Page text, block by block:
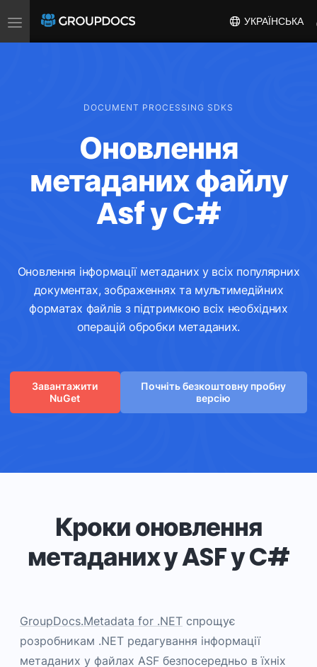
Toggle
navigation
УКРАЇНСЬКА
DOCUMENT PROCESSING SDKS
Оновлення
метаданих файлу
Asf у C#
Оновлення інформації метаданих у всіх популярних
документах, зображеннях та мультимедійних
форматах файлів з підтримкою всіх необхідних
операцій обробки метаданих.
Завантажити
NuGet
Почніть безкоштовну пробну
версію
Кроки оновлення
метаданих у ASF у C#
GroupDocs.Metadata for .NET спрощує
розробникам .NET редагування інформації
метаданих у файлах ASF безпосередньо в їхніх